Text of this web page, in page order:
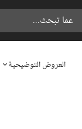
العروض التوضيحية